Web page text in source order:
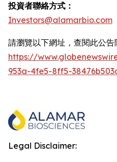
投資者聯絡方式：
Investors@alamarbio.com
請瀏覽以下網址，查閱此公告
https://
953a-4fe5-8ff5-
Legal Disclaimer: